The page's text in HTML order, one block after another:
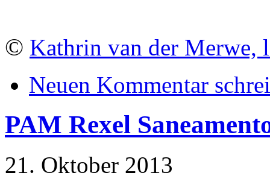
© Kathrin van der Merwe,
Neuen Kommentar
PAM Rexel
21. Oktober 2013